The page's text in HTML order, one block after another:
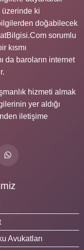
üzerinde ki
doğabilecek
sorumlu
kısmı
da baroların internet
hizmeti almak
yer aldığı
iletişime
Avukatları